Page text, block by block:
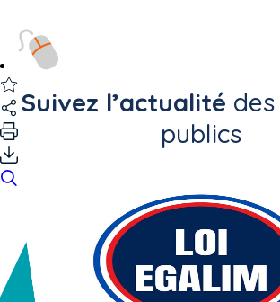
Suivez l’actualité
publics